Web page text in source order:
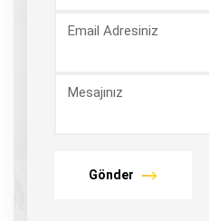
Email Adresiniz
Mesajınız
Gönder